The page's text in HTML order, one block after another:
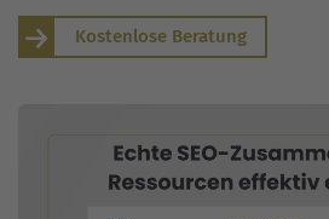
Kostenlose Beratung